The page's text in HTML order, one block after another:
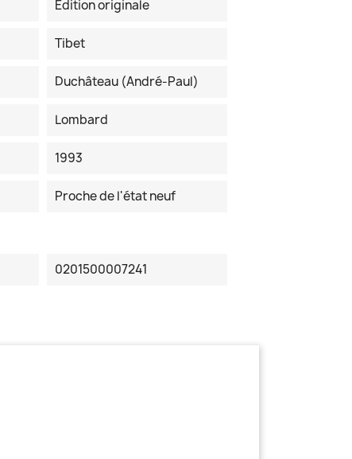
Edition originale
Tibet
Duchâteau (André-Paul)
Lombard
1993
Proche de l'état neuf
0201500007241